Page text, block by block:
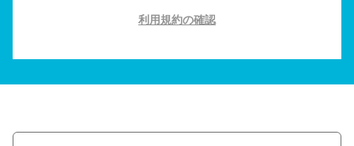
利用規約の確認